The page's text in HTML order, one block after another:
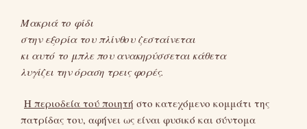
Μακριά το φίδι
στην εξορία του πλίνθου ζεσταίνεται
κι αυτό το μπλε που ανακηρύσσεται κάθετα
λυγίζει την όραση τρεις φορές.
Η περιοδεία τού ποιητή στο κατεχόμενο κομμάτι της
πατρίδας του, αφήνει ως είναι φυσικό και σύντομα